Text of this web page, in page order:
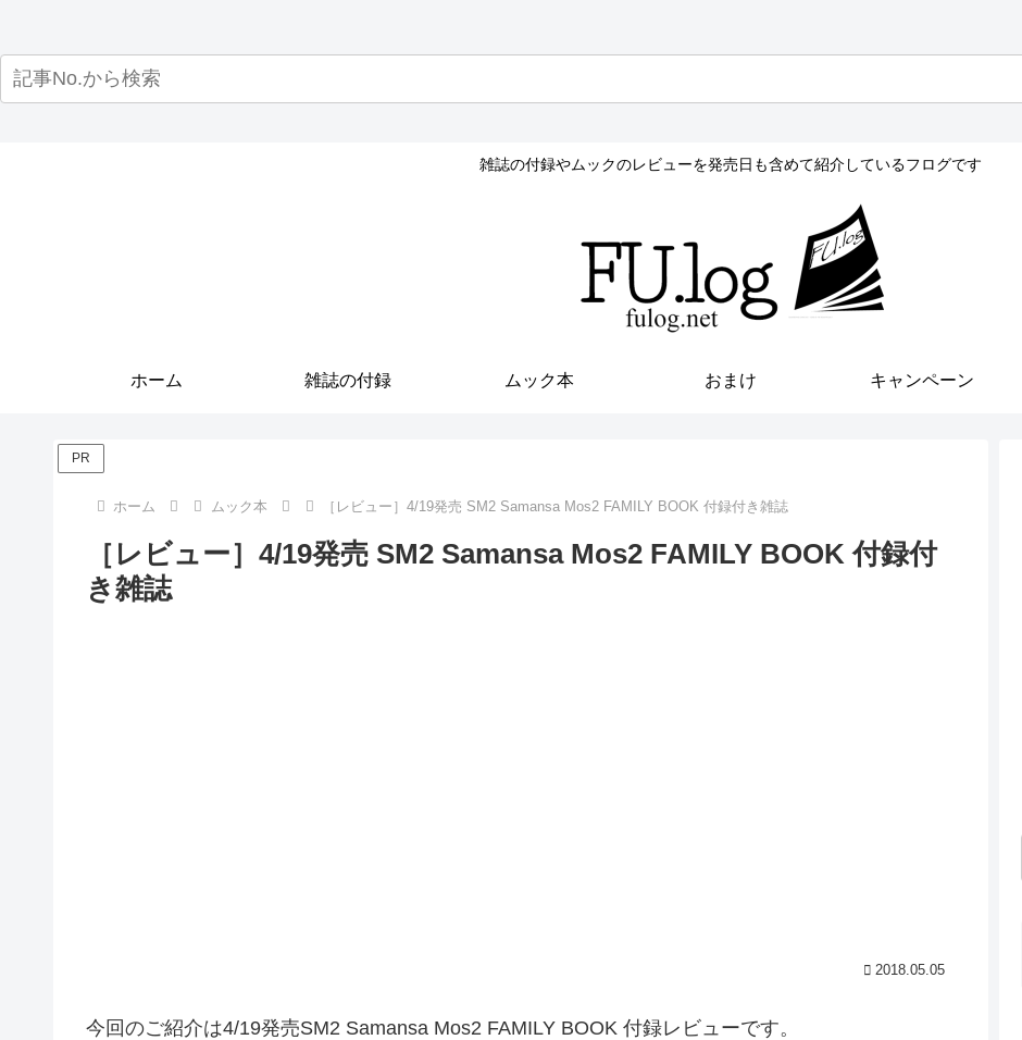
雑誌の付録やムックのレビューを発売日も含めて紹介しているフログです
ホーム 雑誌の付録 ムック本 おまけ キャンペーン
PR
ホーム ムック本 ［レビュー］4/19発売 SM2 Samansa Mos2 FAMILY BOOK 付録付き雑誌
［レビュー］4/19発売 SM2 Samansa Mos2 FAMILY BOOK 付録付
き雑誌
2018.05.05
今回のご紹介は4/19発売SM2 Samansa Mos2 FAMILY BOOK 付録レビューです。